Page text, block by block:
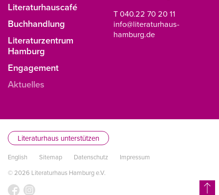
Literaturhauscafé
Buchhandlung
Literaturzentrum
Hamburg
Engagement
Aktuelles
T 040.22 70 20 11
info@literaturhaus-
hamburg.de
Literaturhaus unterstützen
English Sitemap Datenschutz
Impressum
© 2026 Literaturhaus Hamburg e.V.